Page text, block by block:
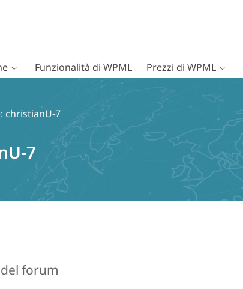
Funzionalità di WPML Prezzi di WPML
christianU-7
7
forum